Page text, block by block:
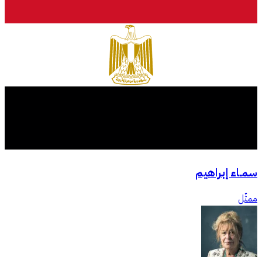
سمـاء إبراهيم
ممثّل